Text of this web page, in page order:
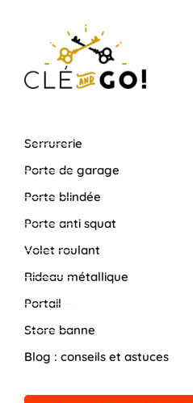
Serrurerie
Porte de garage
Porte blindée
Porte anti squat
Volet roulant
Rideau métallique
Portail
Store banne
Blog : conseils et astuces